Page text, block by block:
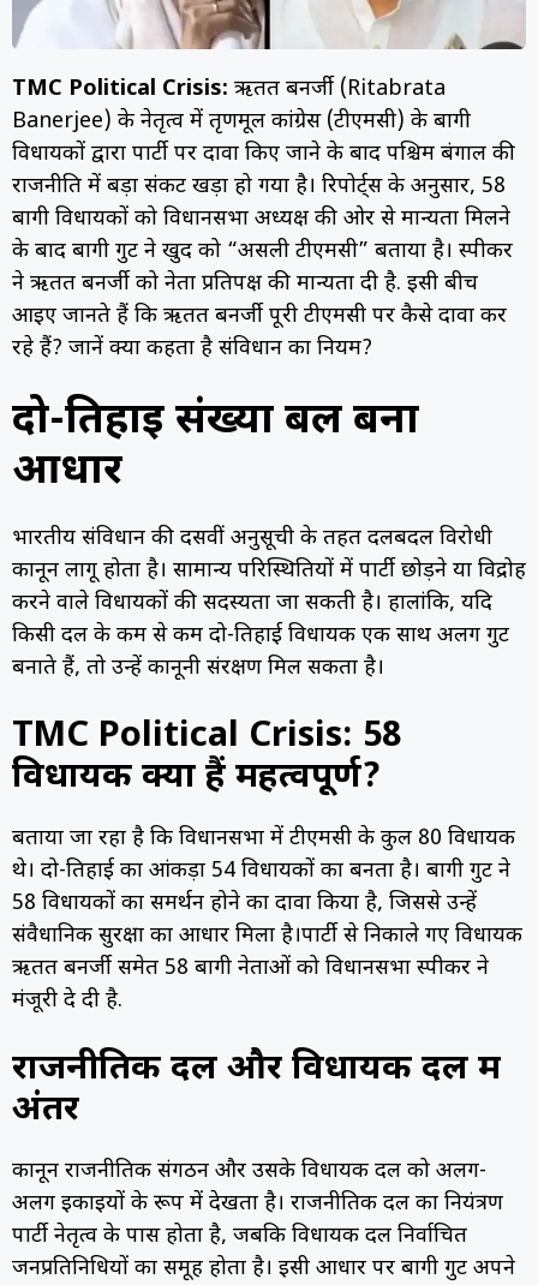
TMC Political Crisis: ऋतब्रत बनर्जी (Ritabrata
Banerjee) के नेतृत्व में तृणमूल कांग्रेस (टीएमसी) के बागी
विधायकों द्वारा पार्टी पर दावा किए जाने के बाद पश्चिम बंगाल की
राजनीति में बड़ा संकट खड़ा हो गया है। रिपोर्ट्स के अनुसार, 58
बागी विधायकों को विधानसभा अध्यक्ष की ओर से मान्यता मिलने
के बाद बागी गुट ने खुद को “असली टीएमसी” बताया है। स्पीकर
ने ऋतब्रत बनर्जी को नेता प्रतिपक्ष की मान्यता दी है. इसी बीच
आइए जानते हैं कि ऋतब्रत बनर्जी पूरी टीएमसी पर कैसे दावा कर
रहे हैं? जानें क्या कहता है संविधान का नियम?
दो-तिहाई संख्या बल बना
आधार
भारतीय संविधान की दसवीं अनुसूची के तहत दलबदल विरोधी
कानून लागू होता है। सामान्य परिस्थितियों में पार्टी छोड़ने या विद्रोह
करने वाले विधायकों की सदस्यता जा सकती है। हालांकि, यदि
किसी दल के कम से कम दो-तिहाई विधायक एक साथ अलग गुट
बनाते हैं, तो उन्हें कानूनी संरक्षण मिल सकता है।
TMC Political Crisis: 58
विधायक क्यों हैं महत्वपूर्ण?
बताया जा रहा है कि विधानसभा में टीएमसी के कुल 80 विधायक
थे। दो-तिहाई का आंकड़ा 54 विधायकों का बनता है। बागी गुट ने
58 विधायकों का समर्थन होने का दावा किया है, जिससे उन्हें
संवैधानिक सुरक्षा का आधार मिला है।पार्टी से निकाले गए विधायक
ऋतब्रत बनर्जी समेत 58 बागी नेताओं को विधानसभा स्पीकर ने
मंजूरी दे दी है.
राजनीतिक दल और विधायक दल में
अंतर
कानून राजनीतिक संगठन और उसके विधायक दल को अलग-
अलग इकाइयों के रूप में देखता है। राजनीतिक दल का नियंत्रण
पार्टी नेतृत्व के पास होता है, जबकि विधायक दल निर्वाचित
जनप्रतिनिधियों का समूह होता है। इसी आधार पर बागी गुट अपने